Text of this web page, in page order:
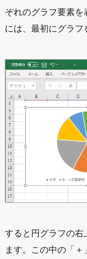
ぞれのグラフ要素を
には、最初にグラフ
すると円グラフの
ます。この中の「